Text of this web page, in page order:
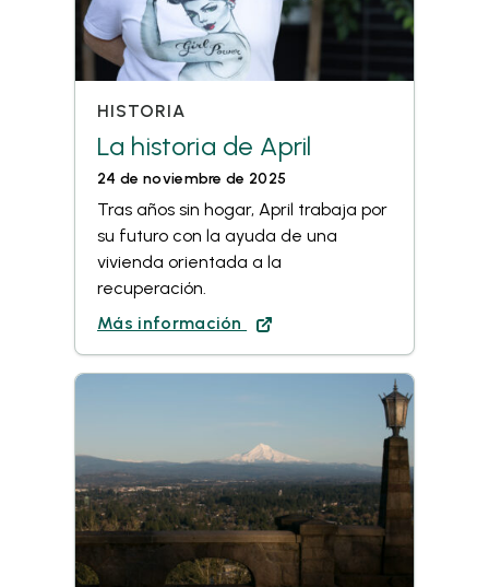
HISTORIA
La historia de April
24 de noviembre de 2025
Tras años sin hogar, April trabaja por
su futuro con la ayuda de una
vivienda orientada a la
recuperación.
Más información